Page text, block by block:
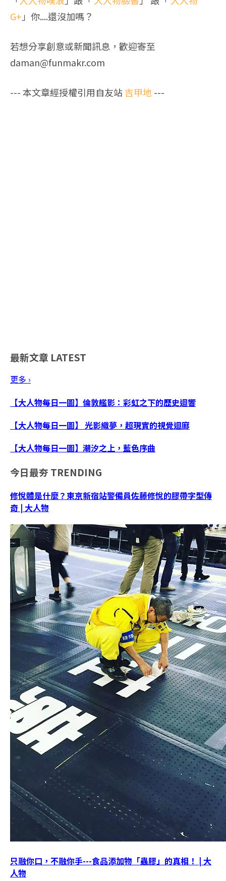
G+ 」你....還沒加嗎？
若想分享創意或新聞訊息，歡迎寄至
daman@funmakr.com
--- 本文章經授權引用自友站吉甲地 ---
最新文章 LATEST
更多 ›
【大人物每日一圖】倫敦艦影：彩虹之下的歷史迴響
【大人物每日一圖】 光影織夢，超現實的視覺迴廊
【大人物每日一圖】潮汐之上，藍色序曲
今日最夯 TRENDING
修悅體是什麼？東京新宿站警備員佐藤修悅的膠帶字型傳
奇 | 大人物
只融你口，不融你手---食品添加物「蟲膠」的真相！ | 大
人物